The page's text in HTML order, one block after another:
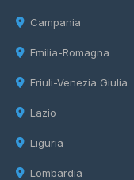
Campania
Emilia-Romagna
Friuli-Venezia Giulia
Lazio
Liguria
Lombardia